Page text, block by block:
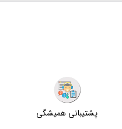
پشتیبانی همیشگی